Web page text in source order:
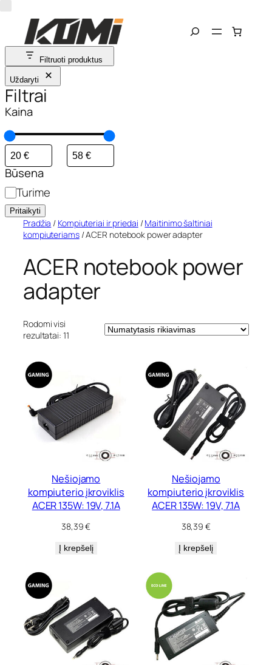
turinio
Search
Filtruoti produktus
Uždaryti
Filtrai
Kaina
Būsena
S
t
a
Turime
Pritaikyti
Pradžia / Kompiuteriai ir priedai /Maitinimo šaltiniai
kompiuteriams/ ACER notebook power adapter
ACER notebook power
adapter
Rodomi visi
rezultatai: 11
Nešiojamo
kompiuterio įkroviklis
ACER 135W: 19V, 7.1A
38,39€
Į krepšelį
Nešiojamo
kompiuterio įkroviklis
ACER 135W: 19V, 7.1A
38,39€
Į krepšelį